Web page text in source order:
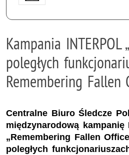
Kampania INTERPOL
poległych
Remembering Fallen
Centralne Biuro Śledcze
międzynarodową kampanię
„Remembering Fallen
poległych